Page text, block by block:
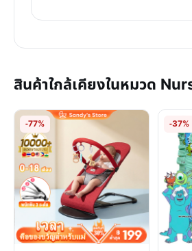
สินค้าใกล้เคียงในหมวด
-77% -37%